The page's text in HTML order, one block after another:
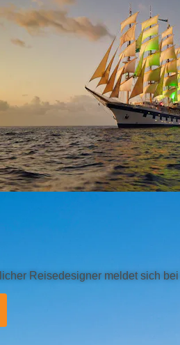
Reisedesigner meldet sich bei